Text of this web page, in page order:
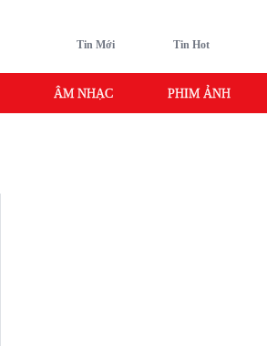
Tin Mới Tin Hot
ÂM NHẠC PHIM ẢNH